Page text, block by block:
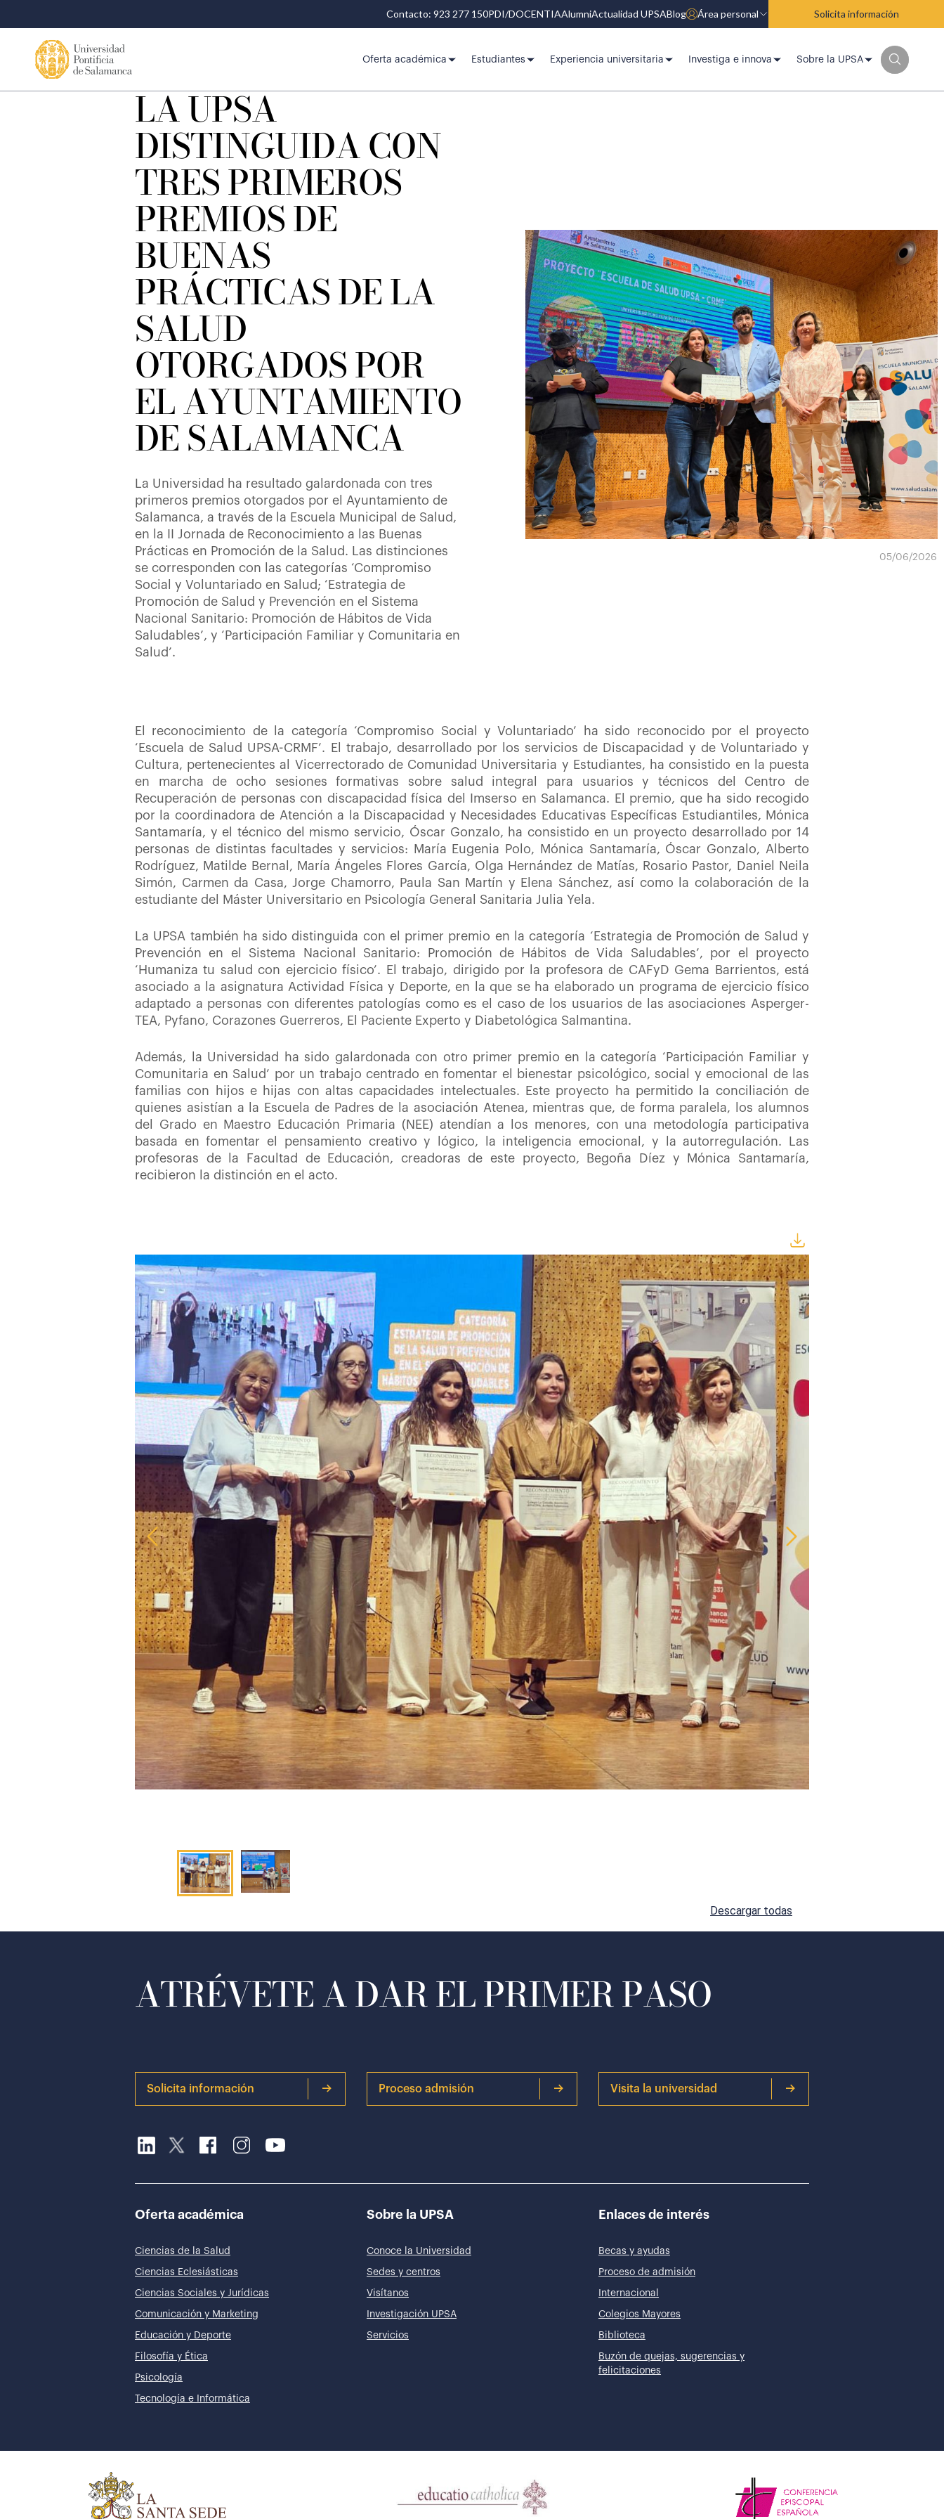
Contacto: 923 277 150PDI/DOCENTIAAlumniActualidad UPSABlog Área personal Solicita información
Oferta académica Estudiantes Experiencia universitaria Investiga e innova Sobre la UPSA
LA UPSA
DISTINGUIDA CON
TRES PRIMEROS
PREMIOS DE
BUENAS
PRÁCTICAS DE LA
SALUD
OTORGADOS POR
EL AYUNTAMIENTO
DE SALAMANCA
La Universidad ha resultado galardonada con tres
primeros premios otorgados por el Ayuntamiento de
Salamanca, a través de la Escuela Municipal de Salud,
en la II Jornada de Reconocimiento a las Buenas
Prácticas en Promoción de la Salud. Las distinciones
se corresponden con las categorías ‘Compromiso
Social y Voluntariado en Salud; ‘Estrategia de
Promoción de Salud y Prevención en el Sistema
Nacional Sanitario: Promoción de Hábitos de Vida
Saludables’, y ‘Participación Familiar y Comunitaria en
Salud’.
05/06/2026
El reconocimiento de la categoría ‘Compromiso Social y Voluntariado’ ha sido reconocido por el proyecto
‘Escuela de Salud UPSA-CRMF’. El trabajo, desarrollado por los servicios de Discapacidad y de Voluntariado y
Cultura, pertenecientes al Vicerrectorado de Comunidad Universitaria y Estudiantes, ha consistido en la puesta
en marcha de ocho sesiones formativas sobre salud integral para usuarios y técnicos del
Centro de
Recuperación de personas con discapacidad física del Imserso en Salamanca. El premio, que ha sido recogido
por la coordinadora de Atención a la Discapacidad y Necesidades Educativas Específicas Estudiantiles, Mónica
Santamaría, y el técnico del mismo servicio, Óscar Gonzalo, ha consistido en un proyecto desarrollado por 14
personas de distintas facultades y servicios:
María Eugenia Polo, Mónica Santamaría, Óscar Gonzalo, Alberto
Rodríguez, Matilde Bernal, María Ángeles Flores García, Olga Hernández de Matías, Rosario Pastor, Daniel Neila
Simón, Carmen da Casa, Jorge Chamorro, Paula San Martín y Elena Sánchez, así como la colaboración de la
estudiante del Máster Universitario en Psicología General Sanitaria Julia Yela.
La UPSA también ha sido distinguida con el primer premio en la categoría ‘Estrategia de Promoción de Salud y
Prevención en el Sistema Nacional Sanitario: Promoción de Hábitos de Vida Saludables’, por el proyecto
‘Humaniza tu salud con ejercicio físico’. El trabajo, dirigido por la profesora de CAFyD Gema Barrientos, está
asociado a la asignatura Actividad Física y Deporte, en la que se ha elaborado un programa de ejercicio físico
adaptado a personas con diferentes patologías como es el caso de los usuarios de las asociaciones Asperger-
TEA, Pyfano, Corazones Guerreros, El Paciente Experto y Diabetológica Salmantina.
Además, la Universidad ha sido galardonada con otro primer premio en la categoría ‘Participación Familiar y
Comunitaria en Salud’ por un trabajo centrado en fomentar el bienestar psicológico, social y emocional de las
familias con hijos e hijas con altas capacidades intelectuales. Este proyecto ha permitido la conciliación de
quienes asistían a la Escuela de Padres de la asociación Atenea, mientras que, de forma paralela, los alumnos
del Grado en Maestro Educación Primaria (NEE) atendían a los menores, con una metodología participativa
basada en fomentar el pensamiento creativo y lógico, la inteligencia emocional, y la autorregulación. Las
profesoras de la Facultad de Educación, creadoras de este proyecto, Begoña Díez y Mónica Santamaría,
recibieron la distinción en el acto.
Descargar todas
ATRÉVETE A DAR EL PRIMER PASO
Solicita información Proceso admisión Visita la universidad
Oferta académica
Ciencias de la Salud
Ciencias Eclesiásticas
Ciencias Sociales y Jurídicas
Comunicación y Marketing
Educación y Deporte
Filosofía y Ética
Psicología
Tecnología e Informática
Sobre la UPSA
Conoce la Universidad
Sedes y centros
Visítanos
Investigación UPSA
Servicios
Enlaces de interés
Becas y ayudas
Proceso de admisión
Internacional
Colegios Mayores
Biblioteca
Buzón de quejas, sugerencias y
felicitaciones